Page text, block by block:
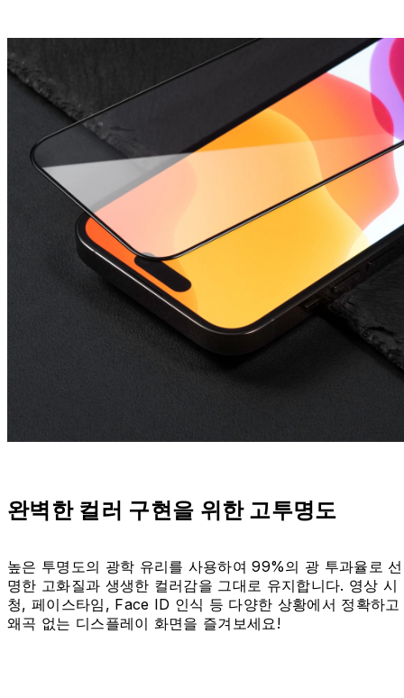
완벽한 컬러 구현을 위한 고투명도
높은 투명도의 광학 유리를 사용하여 99%의 광 투과율로 선
명한 고화질과 생생한 컬러감을 그대로 유지합니다. 영상 시
청, 페이스타임, Face ID 인식 등 다양한 상황에서 정확하고
왜곡 없는 디스플레이 화면을 즐겨보세요!